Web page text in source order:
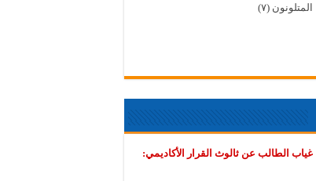
المتلونون (٧)
غياب الطالب عن ثالوث القرار الأكاديمي: